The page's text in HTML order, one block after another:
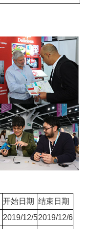
开始日期 结束日期
2019/12/52019/12/6